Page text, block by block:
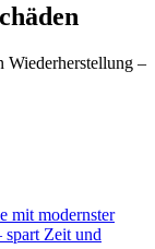
Wiederherstellung –
mit modernster
spart Zeit und